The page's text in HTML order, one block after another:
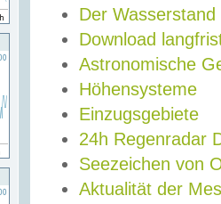
Der Wasserstand
Download
Astronomische
Höhensysteme
Einzugsgebiete
24h Regenradar
Seezeichen von
Aktualität der